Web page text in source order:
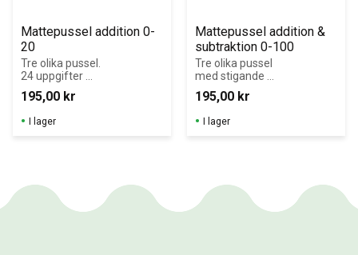
Mattepussel addition 0-
20
Tre olika pussel.
24 uppgifter
(pusselbitar) per
pussel.
195,00 kr
I lager
Mattepussel addition &
subtraktion 0-100
Tre olika pussel
med stigande
svårighetsgrad
195,00 kr
I lager